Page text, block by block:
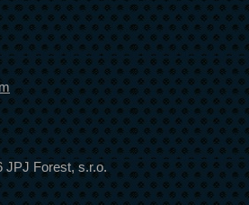
JPJ Forest, s.r.o.